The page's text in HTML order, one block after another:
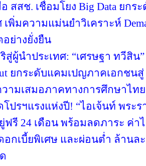
สสช. เชื่อมโยง Big Data ยก
เพิ่มความแม่นยำวิเคราะห์
อย่างยั่งยืน
ผู้นำประเทศ: “เศรษฐา ทวีสิน
ยกระดับแคมเปญภาคเอกชน
วามเสมอภาคทางการศึกษาไทย
ปรฯแรงแห่งปี! “ไอเจ้นท์ พระร
ยู่ฟรี 24 เดือน พร้อมลดภาระ ค่
อกเบี้ยพิเศษ และผ่อนต่ำ ล้านล